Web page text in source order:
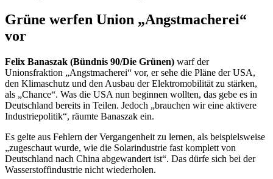
Grüne werfen Union „Angstmacherei“
vor
Felix Banaszak (Bündnis 90/Die Grünen) warf der
Unionsfraktion „Angstmacherei“ vor, er sehe die Pläne der USA,
den Klimaschutz und den Ausbau der Elektromobilität zu stärken,
als „Chance“. Was die USA nun beginnen wollten, das gebe es in
Deutschland bereits in Teilen. Jedoch „brauchen wir eine aktivere
Industriepolitik“, räumte Banaszak ein.
Es gelte aus Fehlern der Vergangenheit zu lernen, als beispielsweise
„zugeschaut wurde, wie die Solarindustrie fast komplett von
Deutschland nach China abgewandert ist“. Das dürfe sich bei der
Wasserstoffindustrie nicht wiederholen.